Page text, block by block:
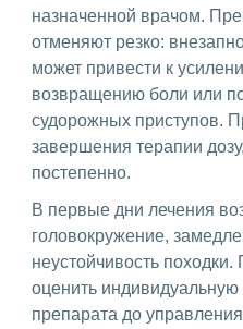
назначенной врачом.
отменяют резко:
может привести к
возвращению боли или
судорожных приступов.
завершения терапии
постепенно.
В первые дни лечения
головокружение,
неустойчивость
оценить
препарата до